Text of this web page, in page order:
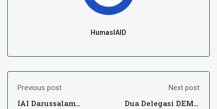
HumasIAID
Previous post
IAI Darussalam
Next post
Dua Delegasi DEMA